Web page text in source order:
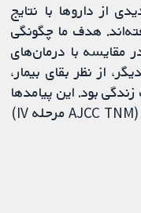
از داروها با نتایج
هدف ما چگونگی
مقایسه با درمان‌های
از نظر بقای بیمار،
بود. این پیامدها
را در افراد مبتلا به ملانوم متاستاتیک (AJCC TNM مرحله IV)